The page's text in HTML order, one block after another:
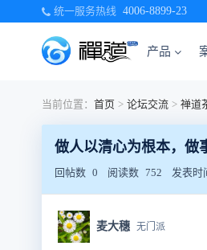
统一服务热线 4006-8899-23
产品
当前位置： 首页 > 论坛交流 > 禅道
做人以清心为根本，做
回帖数 0 阅读数 752 发表时
麦大穗 无门派